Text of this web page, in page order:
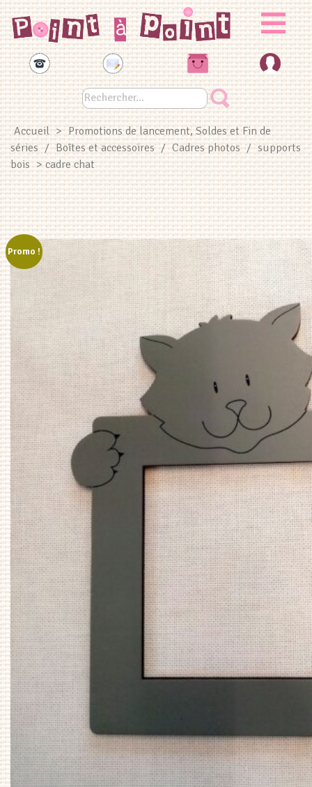
Accueil > Promotions de lancement, Soldes et Fin de
séries / Boîtes et accessoires / Cadres photos / supports
bois > cadre chat
Promo !
Panneau de gestion des cookies